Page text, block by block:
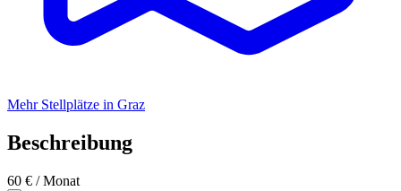
Mehr Stellplätze in Graz
Beschreibung
60 € / Monat